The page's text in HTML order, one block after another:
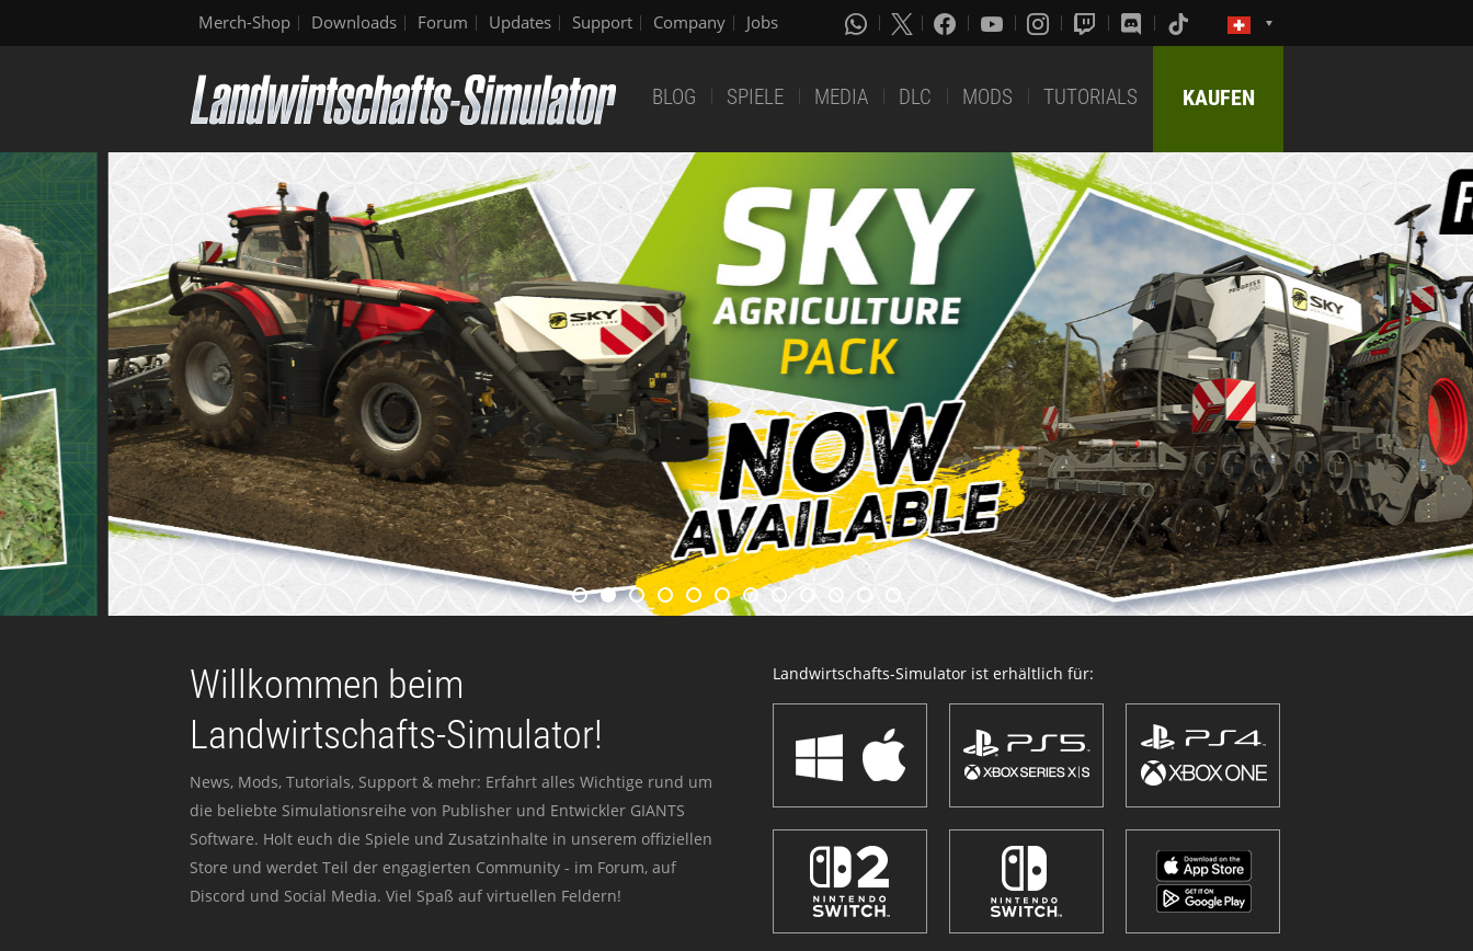
Merch-Shop Downloads Forum Updates Support Company Jobs
BLOG SPIELE MEDIA DLC MODS TUTORIALS KAUFEN
Willkommen beim
Landwirtschafts-Simulator!
News, Mods, Tutorials, Support & mehr: Erfahrt alles Wichtige rund um
die beliebte Simulationsreihe von Publisher und Entwickler GIANTS
Software. Holt euch die Spiele und Zusatzinhalte in unserem offiziellen
Store und werdet Teil der engagierten Community - im Forum, auf
Discord und Social Media. Viel Spaß auf virtuellen Feldern!
Landwirtschafts-Simulator ist erhältlich für: